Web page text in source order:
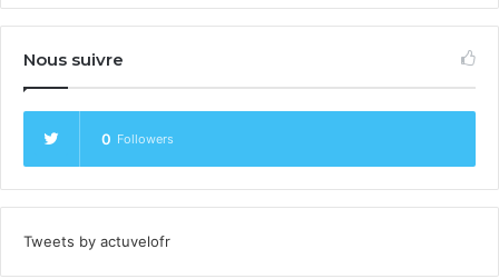
Nous suivre
0 Followers
Tweets by actuvelofr